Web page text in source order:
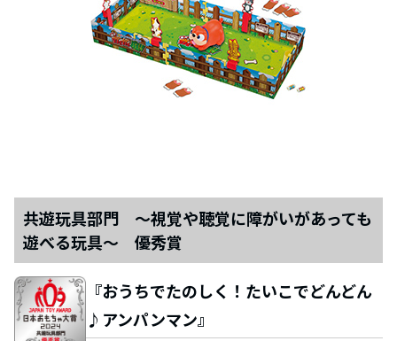
共遊玩具部門 ～視覚や聴覚に障がいがあっても
遊べる玩具～ 優秀賞
『おうちでたのしく！たいこでどんどん
♪アンパンマン』